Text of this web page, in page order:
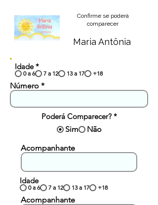
Confirme se poderá
comparecer
Maria Antônia
Idade *
0 a 6 7 a 12 13 a 17 +18
Número
Poderá Comparecer? *
Sim
Não
Acompanhante
Idade
0 a 6 7 a 12 13 a 17 +18
Acompanhante